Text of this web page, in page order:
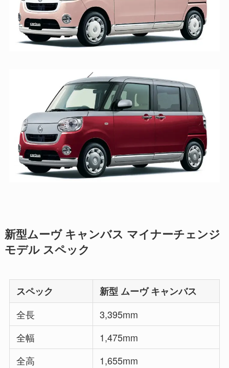
新型ムーヴ キャンバス マイナーチェンジ
モデル スペック
スペック
新型 ムーヴ キャンバス
全長
3,395mm
全幅
1,475mm
全高
1,655mm